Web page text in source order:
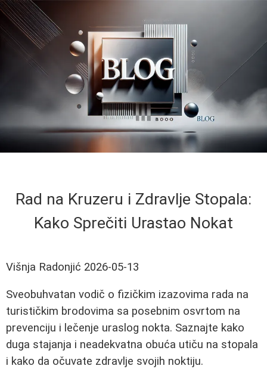
Rad na Kruzeru i Zdravlje Stopala:
Kako Sprečiti Urastao Nokat
Višnja Radonjić 2026-05-13
Sveobuhvatan vodič o fizičkim izazovima rada na
turističkim brodovima sa posebnim osvrtom na
prevenciju i lečenje uraslog nokta. Saznajte kako
duga stajanja i neadekvatna obuća utiču na stopala
i kako da očuvate zdravlje svojih noktiju.